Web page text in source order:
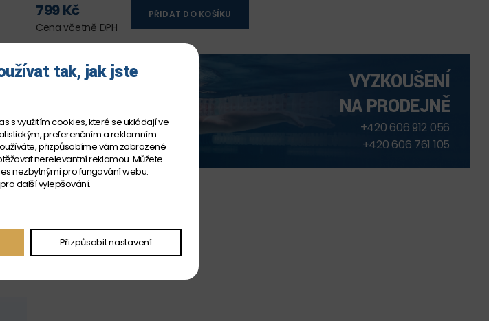
799 Kč
Cena včetně DPH
PŘIDAT DO KOŠÍKU
VYZKOUŠENÍ
NA PRODEJNĚ
+420 606 912 056
+420 606 761 105
tak, jak jste
s využitímcookies, které se ukládají ve
preferenčním a reklamním
přizpůsobíme vám zobrazené
nerelevantní reklamou. Můžete
nezbytnými pro fungování webu.
další vylepšování.
Přizpůsobit nastavení